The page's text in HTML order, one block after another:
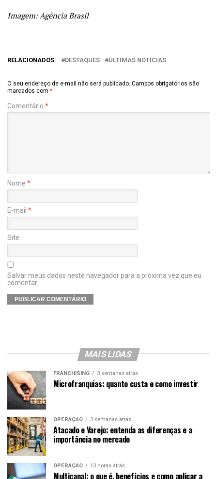
Imagem: Agência Brasil
RELACIONADOS: DESTAQUES ÚLTIMAS NOTÍCIAS
O seu endereço de e-mail não será publicado. Campos obrigatórios são
marcados com *
Comentário *
Nome *
E-mail *
Site
Salvar meus dados neste navegador para a próxima vez que eu
comentar.
MAIS LIDAS
FRANCHISING 3 semanas atrás
Microfranquias: quanto custa e como investir
OPERAÇÃO 3 semanas atrás
Atacado e Varejo: entenda as diferenças e a
importância no mercado
OPERAÇÃO 13 horas atrás
Multicanal: o que é, benefícios e como aplicar a